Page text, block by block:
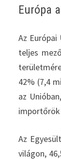
Európa
Az
teljes
42% (7,4
az
Az
világon,